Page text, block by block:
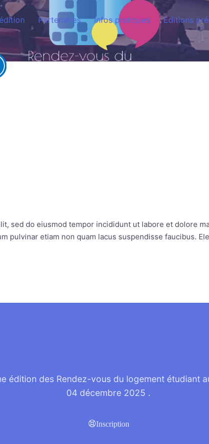
Partenaires Infos pratiques Editions
sed do eiusmod tempor incididunt ut labore et dolore
pulvinar etiam non quam lacus suspendisse faucibus.
édition des Rendez-vous du logement étudiant
04 décembre 2025 .
Inscription